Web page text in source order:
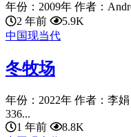
年份：2009年 作者：
2 年前
5.9K
中国现当代
冬牧场
年份：2022年 作者：李娟
336...
1 年前
8.8K